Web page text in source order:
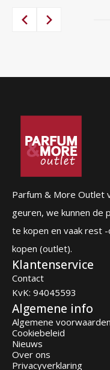
Parfum & More Outlet
geuren, we kunnen de
te kopen en vaak rest
kopen (outlet).
Klantenservice
Contact
KvK: 94045593
Algemene info
Algemene voorwaarden
Cookiebeleid
Nieuws
Over ons
Privacyverklaring